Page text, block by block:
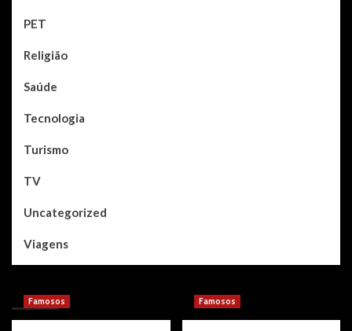
PET
Religião
Saúde
Tecnologia
Turismo
TV
Uncategorized
Viagens
You may have missed
Famosos Famosos